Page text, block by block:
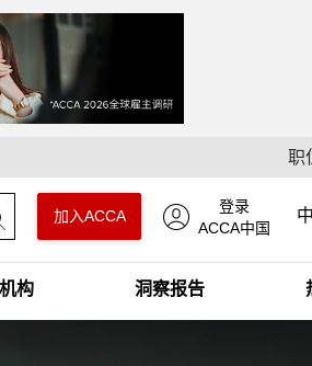
职
登录
ACCA中国
加入ACCA
构 洞察报告